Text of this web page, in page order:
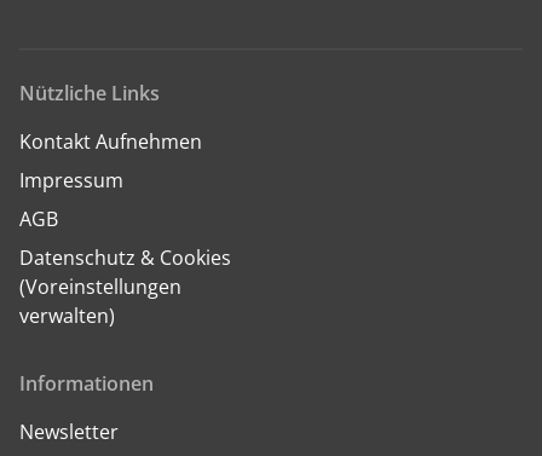
Nützliche Links
Kontakt Aufnehmen
Impressum
AGB
Datenschutz & Cookies
(Voreinstellungen
verwalten)
Informationen
Newsletter